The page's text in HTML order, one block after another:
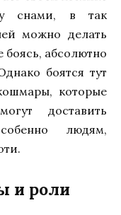
снами, в так
можно делать
боясь, абсолютно
боятся тут
которые
доставить
людям,
и роли